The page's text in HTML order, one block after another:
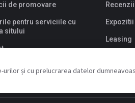
de promovare
pentru serviciile cu
sitului
Expozitii
Leasing
și cu prelucrarea datelor